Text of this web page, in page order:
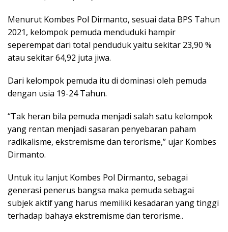
Menurut Kombes Pol Dirmanto, sesuai data BPS Tahun
2021, kelompok pemuda menduduki hampir
seperempat dari total penduduk yaitu sekitar 23,90 %
atau sekitar 64,92 juta jiwa.
Dari kelompok pemuda itu di dominasi oleh pemuda
dengan usia 19-24 Tahun.
“Tak heran bila pemuda menjadi salah satu kelompok
yang rentan menjadi sasaran penyebaran paham
radikalisme, ekstremisme dan terorisme,” ujar Kombes
Dirmanto.
Untuk itu lanjut Kombes Pol Dirmanto, sebagai
generasi penerus bangsa maka pemuda sebagai
subjek aktif yang harus memiliki kesadaran yang tinggi
terhadap bahaya ekstremisme dan terorisme..